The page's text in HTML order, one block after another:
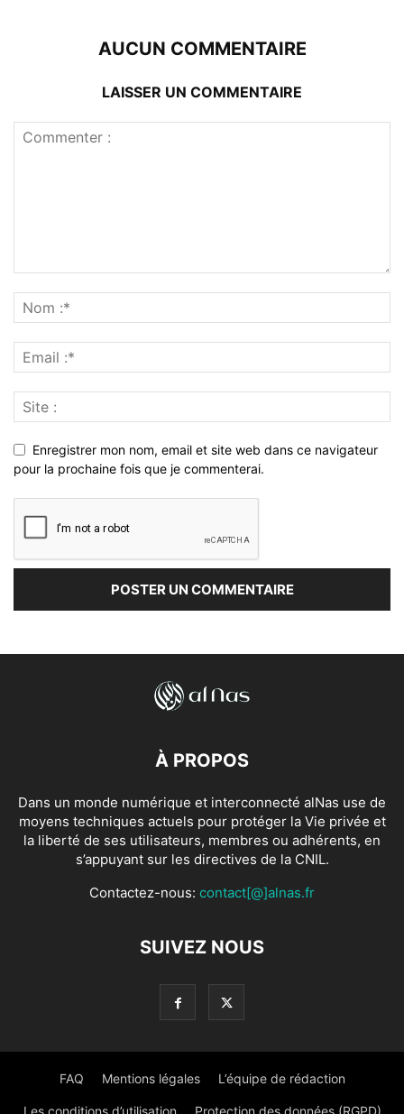
AUCUN COMMENTAIRE
LAISSER UN COMMENTAIRE
Enregistrer mon nom, email et site web dans ce navigateur
pour la prochaine fois que je commenterai.
À PROPOS
Dans un monde numérique et interconnecté alNas use de
moyens techniques actuels pour protéger la Vie privée et
la liberté de ses utilisateurs, membres ou adhérents, en
s’appuyant sur les directives de la CNIL.
Contactez-nous: contact[@]alnas.fr
SUIVEZ NOUS
FAQ Mentions légales L’équipe de rédaction